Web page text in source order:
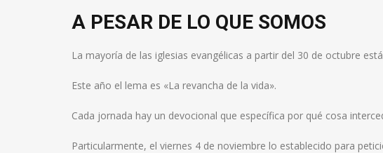
A PESAR DE LO QUE SOMOS
La mayoría de las iglesias evangélicas a partir del 30 de octubre
Este año el lema es «La revancha de la vida».
Cada jornada hay un devocional que específica por qué cosa
Particularmente, el viernes 4 de noviembre lo establecido para